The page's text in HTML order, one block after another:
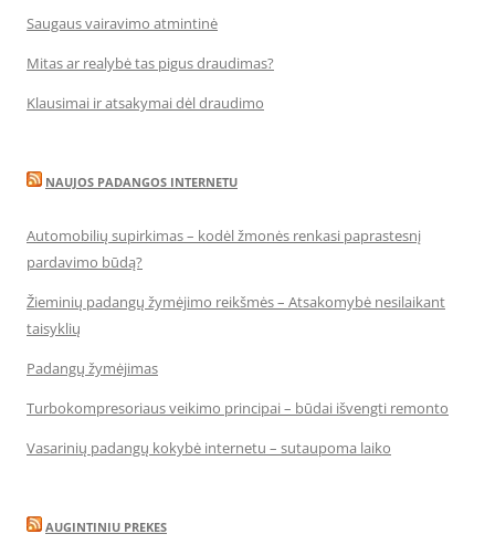
Saugaus vairavimo atmintinė
Mitas ar realybė tas pigus draudimas?
Klausimai ir atsakymai dėl draudimo
NAUJOS PADANGOS INTERNETU
Automobilių supirkimas – kodėl žmonės renkasi paprastesnį
pardavimo būdą?
Žieminių padangų žymėjimo reikšmės – Atsakomybė nesilaikant
taisyklių
Padangų žymėjimas
Turbokompresoriaus veikimo principai – būdai išvengti remonto
Vasarinių padangų kokybė internetu – sutaupoma laiko
AUGINTINIU PREKES